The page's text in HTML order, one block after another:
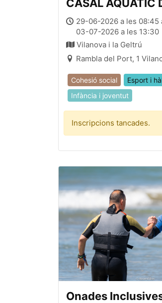
CASAL AQUÀTIC
(setmana 1, del
3 de juliol, de
29-06-2026 a les 08:45
03-07-2026 a les 13:30
Vilanova i la Geltrú
Rambla del Port, 1
Cohesió social
Esport i
Infància i joventut
Inscripcions tancades.
Onades